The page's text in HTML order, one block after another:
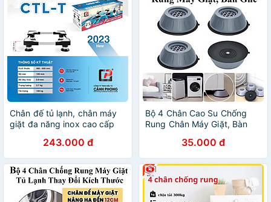
Chân đế tủ lạnh, chân máy
giặt đa năng inox cao cấp
48-60cm CDN-T,CTL-T -
Hàng Chính Hãng
243.000 đ
Bộ 4 Chân Cao Su Chống
Rung Chân Máy Giặt, Bàn
35.000 đ